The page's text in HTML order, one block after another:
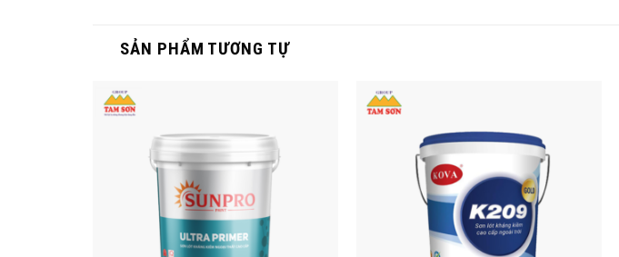
SẢN PHẨM TƯƠNG TỰ